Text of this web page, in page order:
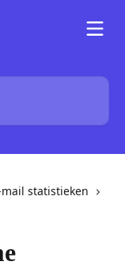
mail statistieken